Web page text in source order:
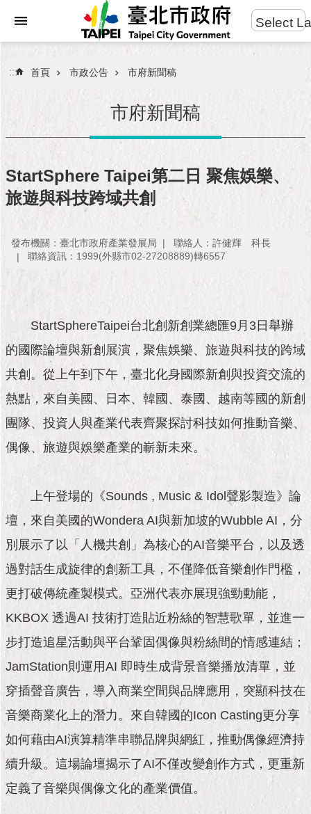
進
搜
民
服
務
府
團
隊
公
告
施
政
願
及
市
資
料
館
發
臺
活
動
主
題
與
Select
::: 首頁 市政公告 市府新聞稿
市府新聞稿
StartSphere Taipei第二日 聚焦娛樂、
旅遊與科技跨域共創
發布機關：臺北市政府產業發展局
聯絡人：許健輝 科長
聯絡資訊：1999(外縣市02-27208889)轉6557
StartSphereTaipei台北創新創業總匯9月3日舉辦
的國際論壇與新創展演，聚焦娛樂、旅遊與科技的跨域
共創。從上午到下午，臺北化身國際新創與投資交流的
熱點，來自美國、日本、韓國、泰國、越南等國的新創
團隊、投資人與產業代表齊聚探討科技如何推動音樂、
偶像、旅遊與娛樂產業的嶄新未來。
上午登場的《Sounds , Music & Idol聲影製造》論
壇，來自美國的Wondera AI與新加坡的Wubble AI，分
別展示了以「人機共創」為核心的AI音樂平台，以及透
過對話生成旋律的創新工具，不僅降低音樂創作門檻，
更打破傳統產製模式。亞洲代表亦展現強勁動能，
KKBOX 透過AI 技術打造貼近粉絲的智慧歌單，並進一
步打造追星活動與平台鞏固偶像與粉絲間的情感連結；
JamStation則運用AI 即時生成背景音樂播放清單，並
穿插聲音廣告，導入商業空間與品牌應用，突顯科技在
音樂商業化上的潛力。來自韓國的Icon Casting更分享
如何藉由AI演算精準串聯品牌與網紅，推動偶像經濟持
續升級。這場論壇揭示了AI不僅改變創作方式，更重新
定義了音樂與偶像文化的產業價值。